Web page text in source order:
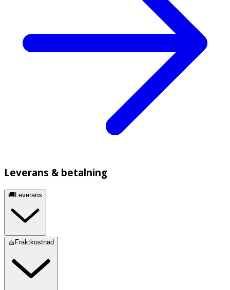
Leverans & betalning
🚚Leverans
🧺Fraktkostnad